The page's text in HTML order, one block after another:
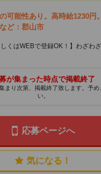
可能性あり。高時給1230円
ど：郡山市
しくはWEBで登録OK！】わざわ
が集まった時点で掲載終了
まり次第、掲載終了致します。予め
い。
応募ページへ
気になる！